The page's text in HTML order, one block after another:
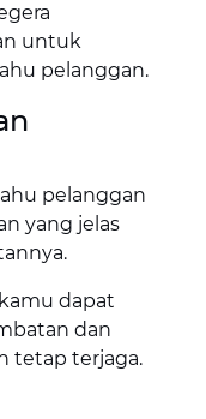
untuk
pelanggan.
pelanggan
yang jelas
dapat
dan
tetap terjaga.